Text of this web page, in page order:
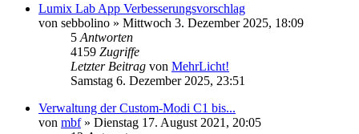
Lumix Lab App Verbesserungsvorschlag
von sebbolino » Mittwoch 3. Dezember 2025, 18:09
5 Antworten
4159 Zugriffe
Letzter Beitrag von MehrLicht!
Samstag 6. Dezember 2025, 23:51
Verwaltung der Custom-Modi C1 bis...
von mbf» Dienstag 17. August 2021, 20:05